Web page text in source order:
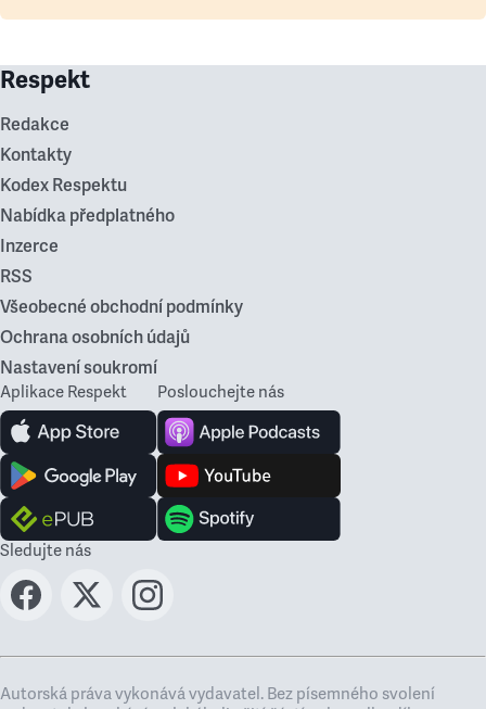
Respekt
Redakce
Kontakty
Kodex Respektu
Nabídka předplatného
Inzerce
RSS
Všeobecné obchodní podmínky
Ochrana osobních údajů
Nastavení soukromí
Aplikace Respekt Poslouchejte nás
Sledujte nás
Autorská práva vykonává vydavatel. Bez písemného svolení